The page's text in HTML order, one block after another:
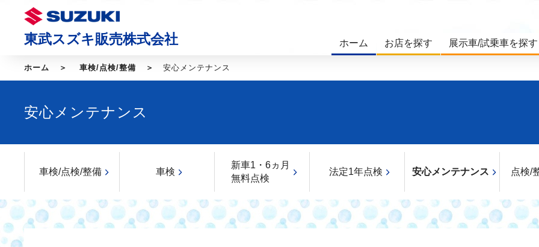
東武スズキ販売株式会社 ホーム お店を探す 展示車/試乗車を探す
ホーム 車検/点検/整備 安心メンテナンス
安心メンテナンス
車検/点検/整備 車検
新車1・6ヵ月
無料点検
法定1年点検 安心メンテナンス 点検/